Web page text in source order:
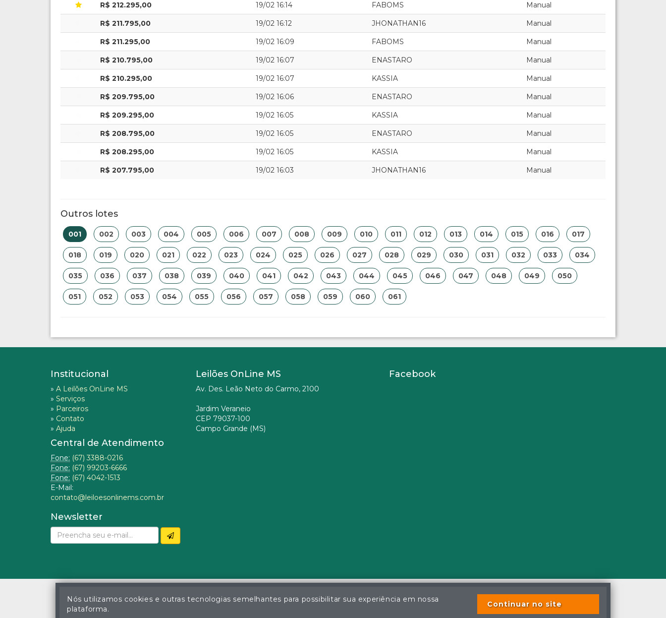
R$ 212.295,00 19/02 16:14 FABOMS Manual
R$ 211.795,00 19/02 16:12 JHONATHAN16 Manual
R$ 211.295,00 19/02 16:09 FABOMS Manual
R$ 210.795,00 19/02 16:07 ENASTARO Manual
R$ 210.295,00 19/02 16:07 KASSIA Manual
R$ 209.795,00 19/02 16:06 ENASTARO Manual
R$ 209.295,00 19/02 16:05 KASSIA Manual
R$ 208.795,00 19/02 16:05 ENASTARO Manual
R$ 208.295,00 19/02 16:05 KASSIA Manual
R$ 207.795,00 19/02 16:03 JHONATHAN16 Manual
Outros lotes
001 002 003 004 005 006 007 008 009 010 011 012 013 014 015 016 017
018 019 020 021 022 023 024 025 026 027 028 029 030 031 032 033 034
035 036 037 038 039 040 041 042 043 044 045 046 047 048 049 050
051 052 053 054 055 056 057 058 059 060 061
Institucional
» A Leilões OnLine MS
» Serviços
» Parceiros
» Contato
» Ajuda
Central de Atendimento
Fone: (67) 3388-0216
Fone: (67) 99203-6666
Fone: (67) 4042-1513
E-Mail:
contato@leiloesonlinems.com.br
Newsletter
Leilões OnLine MS
Av. Des. Leão Neto do Carmo, 2100
Jardim Veraneio
CEP 79037-100
Campo Grande (MS)
Facebook
© Gustavo Correa Pereira da Silva - Leiloeiro Público Oficial - Matrícula nº 26 JUCEMS - Todos os direitos reservados
Nós utilizamos cookies e outras tecnologias semelhantes para possibilitar sua experiência em nossa
plataforma.
Continuar no site